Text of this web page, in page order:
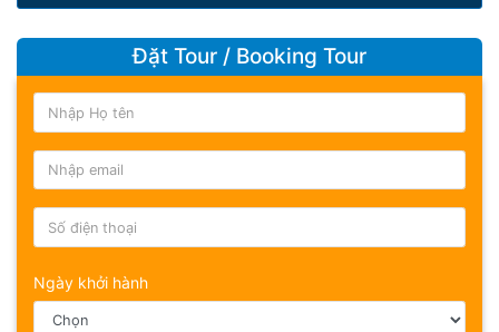
Đặt Tour / Booking Tour
Ngày khởi hành